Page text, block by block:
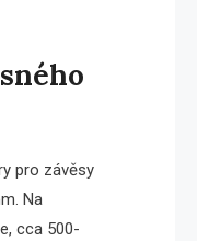
pro závěsy
Na
cca 500-